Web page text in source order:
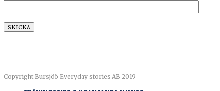
Copyright Bursjöö Everyday stories AB 2019